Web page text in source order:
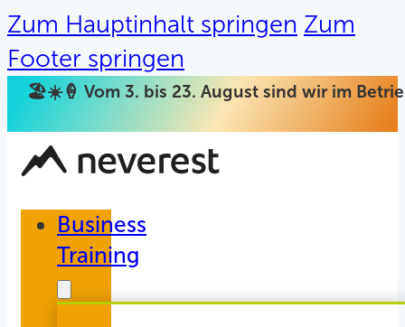
Zum Hauptinhalt springen Zum
Footer springen
🏖️☀️🍦 Vom 3. bis 23. August sind wir im
Business
Training